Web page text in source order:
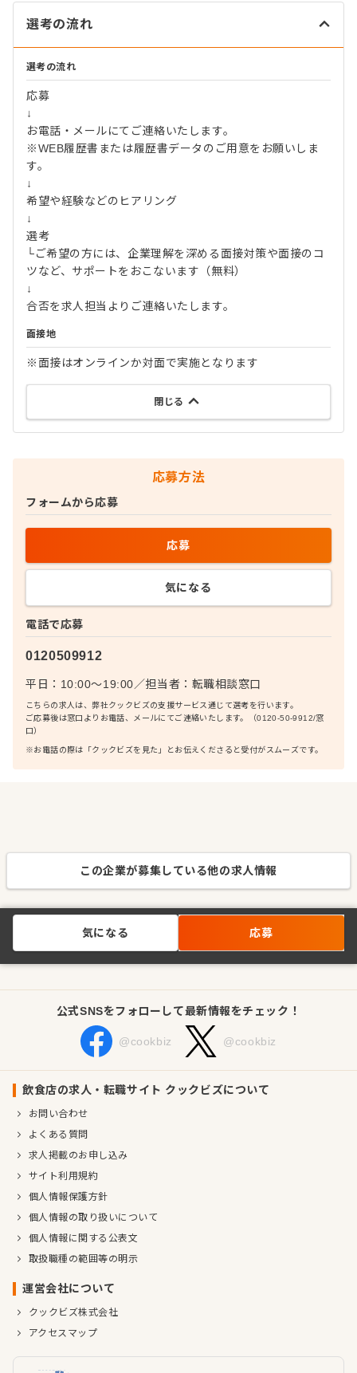
選考の流れ
選考の流れ
応募
↓
お電話・メールにてご連絡いたします。
※WEB履歴書または履歴書データのご用意をお願いしま
す。
↓
希望や経験などのヒアリング
↓
選考
└ご希望の方には、企業理解を深める面接対策や面接のコ
ツなど、サポートをおこないます（無料）
↓
合否を求人担当よりご連絡いたします。
面接地
※面接はオンラインか対面で実施となります
閉じる
応募方法
電話で応募
0120509912
平日：10:00〜19:00／担当者： 転職相談窓口
こちらの求人は、弊社クックビズの支援サービス通じて選考を行います。
ご応募後は窓口よりお電話、メールにてご連絡いたします。（0120-50-9912/窓
口）
※お電話の際は「クックビズを見た」とお伝えくださると受付がスムーズです。
フォームから応募
応募
気になる
この企業が募集している他の求人情報
気になる 応募
公式SNSをフォローして最新情報をチェック！
@cookbiz @cookbiz
飲食店の求人・転職サイト クックビズについて
お問い合わせ
よくある質問
求人掲載のお申し込み
サイト利用規約
個人情報保護方針
個人情報の取り扱いについて
個人情報に関する公表文
取扱職種の範囲等の明示
運営会社について
クックビズ株式会社
アクセスマップ